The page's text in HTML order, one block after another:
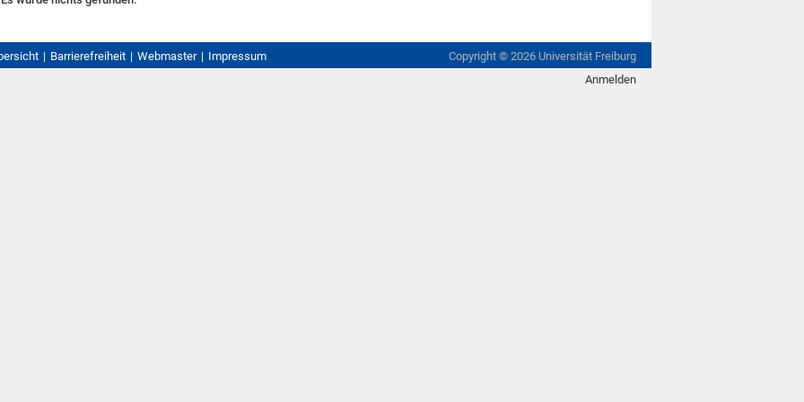
Barrierefreiheit Webmaster Impressum Copyright © 2026 Universität Freiburg
Anmelden